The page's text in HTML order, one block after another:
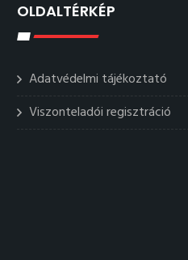
OLDALTÉRKÉP
Adatvédelmi tájékoztató
Viszonteladói regisztráció